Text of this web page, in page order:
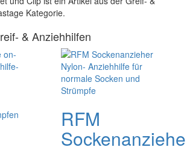
Kategorie.
& Anziehhilfen
RFM